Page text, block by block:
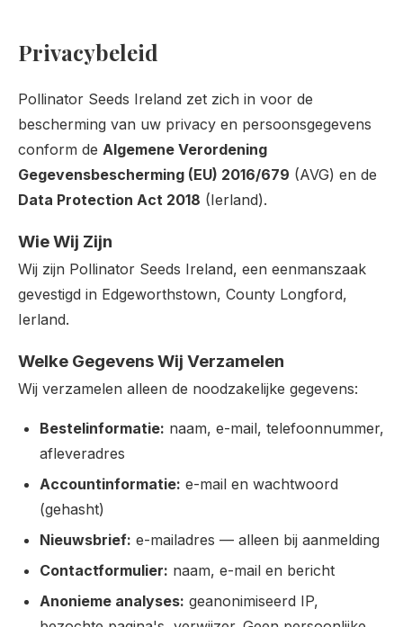
Privacybeleid
Pollinator Seeds Ireland zet zich in voor de
bescherming van uw privacy en persoonsgegevens
conform de Algemene Verordening
Gegevensbescherming (EU) 2016/679 (AVG) en de
Data Protection Act 2018 (Ierland).
Wie Wij Zijn
Wij zijn Pollinator Seeds Ireland, een eenmanszaak
gevestigd in Edgeworthstown, County Longford,
Ierland.
Welke Gegevens Wij Verzamelen
Wij verzamelen alleen de noodzakelijke gegevens:
Bestelinformatie: naam, e-mail, telefoonnummer,
afleveradres
Accountinformatie: e-mail en wachtwoord
(gehasht)
Nieuwsbrief: e-mailadres — alleen bij aanmelding
Contactformulier: naam, e-mail en bericht
Anonieme analyses: geanonimiseerd IP,